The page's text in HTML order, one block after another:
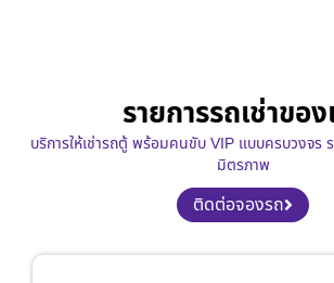
รายการรถเช่าของ
บริการให้เช่ารถตู้ พร้อมคนขับ VIP แบบครบวงจร
มิตรภาพ
ติดต่อจองรถ